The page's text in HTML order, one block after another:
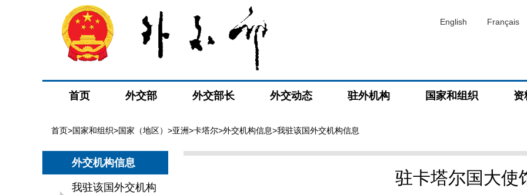
English Français
首页 外交部 外交部长 外交动态 驻外机构 国家和组织 资
首页>国家和组织>国家（地区） >亚洲>卡塔尔>外交机构信息>我驻该国外交机构信息
外交机构信息
我驻该国外交机构
驻卡塔尔国大使